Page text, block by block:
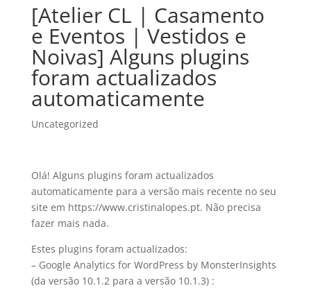
[Atelier CL | Casamento
e Eventos | Vestidos e
Noivas] Alguns plugins
foram actualizados
automaticamente
Uncategorized
Olá! Alguns plugins foram actualizados
automaticamente para a versão mais recente no seu
site em https://www.cristinalopes.pt. Não precisa
fazer mais nada.
Estes plugins foram actualizados:
– Google Analytics for WordPress by MonsterInsights
(da versão 10.1.2 para a versão 10.1.3) :